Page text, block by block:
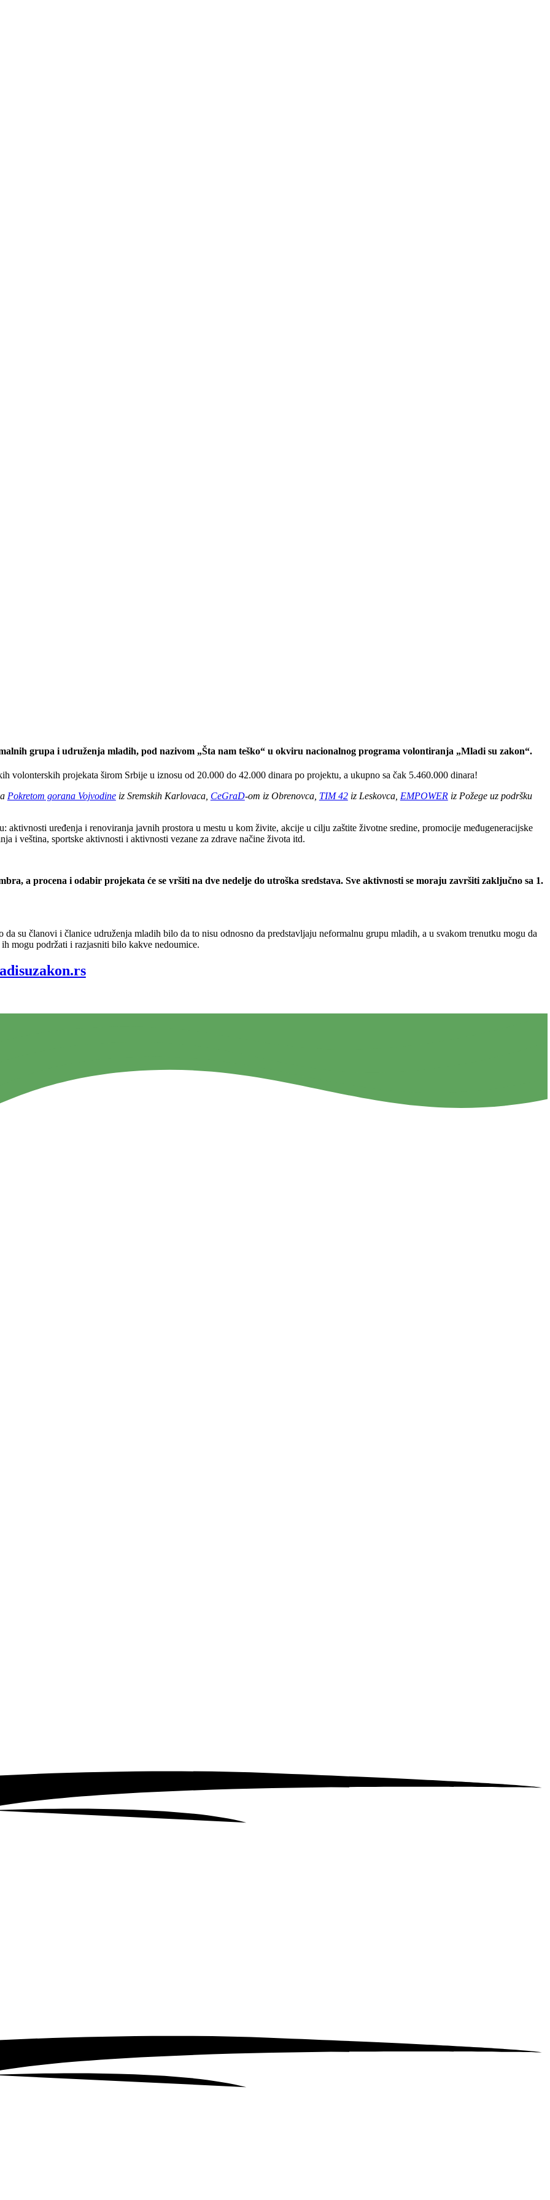
grupa i udruženja mladih, pod nazivom „Šta nam teško“ u okviru nacionalnog programa volontiranja „Mladi su zakon“.
volonterskih projekata širom Srbije u iznosu od 20.000 do 42.000 dinara po projektu, a ukupno sa čak 5.460.000 dinara!
Pokretom gorana Vojvodineiz Sremskih Karlovaca, CeGraD-om iz Obrenovca, TIM 42iz Leskovca, EMPOWERiz Požege uz podršku
uređenja i renoviranja javnih prostora u mestu u kom živite, akcije u cilju zaštite životne sredine, promocije međugeneracijske
i veština, sportske aktivnosti i aktivnosti vezane za zdrave načine života itd.
a procena i odabir projekata će se vršiti na dve nedelje do utroška sredstava. Sve aktivnosti se moraju završiti zaključno sa 1.
su članovi i članice udruženja mladih bilo da to nisu odnosno da predstavljaju neformalnu grupu mladih, a u svakom trenutku mogu da
mogu podržati i razjasniti bilo kakve nedoumice.